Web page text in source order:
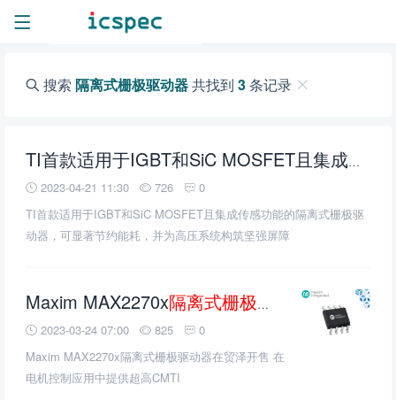
搜索 隔离式栅极驱动器共找到 3条记录
TI首款适用于IGBT和SiC MOSFET且集成传感功能的
2023-04-21 11:30
726
0
TI首款适用于IGBT和SiC MOSFET且集成传感功能的隔离式栅极驱
动器，可显著节约能耗，并为高压系统构筑坚强屏障
Maxim MAX2270x隔离式栅极驱动器 在贸泽开
2023-03-24 07:00 825
0
Maxim MAX2270x隔离式栅极驱动器在贸泽开售 在
电机控制应用中提供超高CMTI